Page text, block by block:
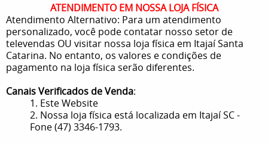
ATENDIMENTO EM NOSSA LOJA FÍSICA
Atendimento Alternativo: Para um atendimento
personalizado, você pode contatar nosso setor de
televendas OU visitar nossa loja física em Itajaí Santa
Catarina. No entanto, os valores e condições de
pagamento na loja física serão diferentes.
Canais Verificados de Venda:
1. Este Website
2. Nossa loja física está localizada em Itajaí SC -
Fone (47) 3346-1793.